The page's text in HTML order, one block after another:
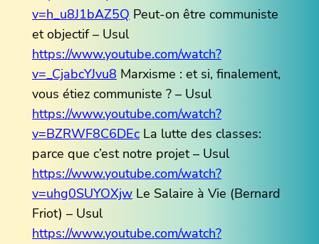
v=h_u8J1bAZ5Q Peut-on être communiste
et objectif – Usul
https://www.youtube.com/watch?
v=_CjabcYJvu8 Marxisme : et si, finalement,
vous étiez communiste ? – Usul
https://www.youtube.com/watch?
v=BZRWF8C6DEc La lutte des classes:
parce que c’est notre projet – Usul
https://www.youtube.com/watch?
v=uhg0SUYOXjw Le Salaire à Vie (Bernard
Friot) – Usul
https://www.youtube.com/watch?